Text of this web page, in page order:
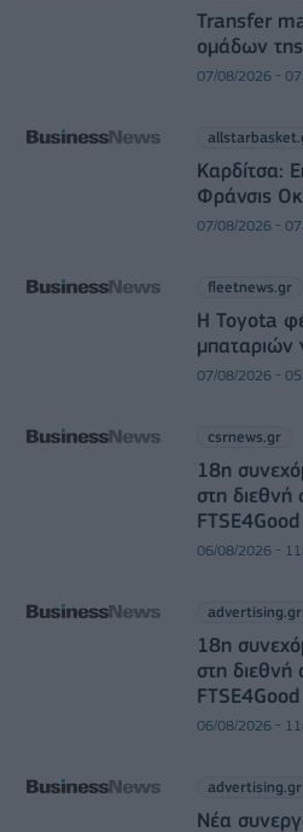
Transfer
ομάδων
07/08/2026 -
Καρδίτσα:
Φράνσις
07/08/2026 -
fleetnews.gr
Η Toyota
μπαταριών
07/08/2026 -
csrnews.gr
18η
στη διεθνή
FTSE4Good
06/08/2026 -
advertising.gr
18η
στη διεθνή
FTSE4Good
06/08/2026 -
advertising.gr
Νέα